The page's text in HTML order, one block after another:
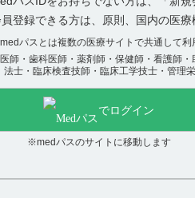
登録できる方は、原則、国内の医
パスとは複数の医療サイトで共通して利
師・歯科医師・薬剤師・保健師・看護師
法士・臨床検査技師・臨床工学技士・管理
でログイン
※medパスのサイトに移動します
レンビマの透析除
透析症例への有効
は、国内市販後の
※本剤の承認され
投与する。なお、
重60kg未満の場
「がん化学療法
役に立った
役に立たな